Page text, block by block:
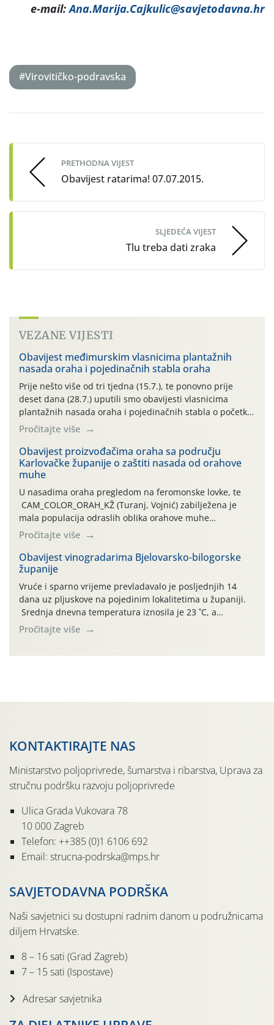
e-mail:Ana.Marija.Cajkulic@savjetodavna.hr
#Virovitičko-podravska
navigation
PRETHODNA VIJEST
Obavijest ratarima! 07.07.2015.
SLJEDEĆA VIJEST
Tlu treba dati zraka
VEZANE VIJESTI
Obavijest međimurskim vlasnicima plantažnih
nasada oraha i pojedinačnih stabla oraha
Prije nešto više od tri tjedna (15.7.), te ponovno prije
deset dana (28.7.) uputili smo obavijesti vlasnicima
plantažnih nasada oraha i pojedinačnih stabla o početku
leta i ovogodišnjoj potrebi usmjerenog suzbijanja
orahove muhe (Rhagoletis completa)! Već dvanaest dana
traje drugi ovogodišnji “toplinski udar”, koji naročito
izražen zadnja šest dana (31.7.-05.8.), jer najviše
temperature zraka svakodnevno […]
Pročitajte više
Obavijest proizvođačima oraha sa području
Karlovačke županije o zaštiti nasada od orahove
muhe
U nasadima oraha pregledom na feromonske lovke, te
CAM_COLOR_ORAH_KŽ (Turanj, Vojnić) zabilježena je
mala populacija odraslih oblika orahove muhe
(Rhagoletis completa). Niska brojnost može se objasniti
činjenicom da je riječ o mladim nasadima s vrlo malim
urodom, što je povezano i s manjim brojem prezimjelih
jedinki. U starijim nasadima, na žutim ljepljivim Rebell
pločama s […]
Pročitajte više
Obavijest vinogradarima Bjelovarsko-bilogorske
županije
Vruće i sparno vrijeme prevladavalo je posljednjih 14
dana uz pljuskove na pojedinim lokalitetima u županiji.
Srednja dnevna temperatura iznosila je 23 ˚C, a
maksimalne su posljednjih dana dosezale do 35 ˚C.
Simptome plamenjače vinove loze (Plasmoparas
Pročitajte više
KONTAKTIRAJTE NAS
Ministarstvo poljoprivrede, šumarstva i ribarstva, Uprava za
stručnu podršku razvoju poljoprivrede
Ulica Grada Vukovara 78
10 000 Zagreb
Telefon: ++385 (0)1 6106 692
Email: strucna-podrska@mps.hr
SAVJETODAVNA PODRŠKA
Naši savjetnici su dostupni radnim danom u podružnicama
diljem Hrvatske.
8 – 16 sati (Grad Zagreb)
7 – 15 sati (Ispostave)
Adresar savjetnika